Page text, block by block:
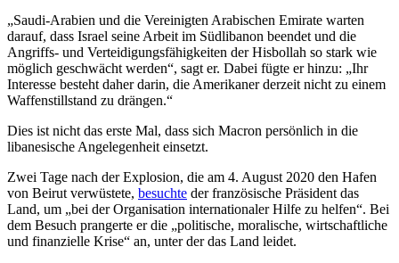
„Saudi-Arabien und die Vereinigten Arabischen Emirate warten
darauf, dass Israel seine Arbeit im Südlibanon beendet und die
Angriffs- und Verteidigungsfähigkeiten der Hisbollah so stark wie
möglich geschwächt werden“, sagt er. Dabei fügte er hinzu: „Ihr
Interesse besteht daher darin, die Amerikaner derzeit nicht zu einem
Waffenstillstand zu drängen.“
Dies ist nicht das erste Mal, dass sich Macron persönlich in die
libanesische Angelegenheit einsetzt.
Zwei Tage nach der Explosion, die am 4. August 2020 den Hafen
von Beirut verwüstete, besuchte der französische Präsident das
Land, um „bei der Organisation internationaler Hilfe zu helfen“. Bei
dem Besuch prangerte er die „politische, moralische, wirtschaftliche
und finanzielle Krise“ an, unter der das Land leidet.